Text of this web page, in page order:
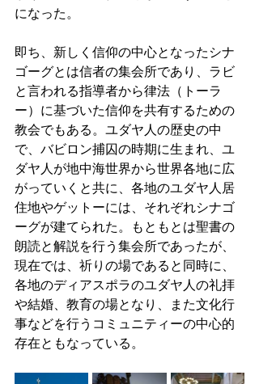
になった。
即ち、新しく信仰の中心となったシナ
ゴーグとは信者の集会所であり、ラビ
と言われる指導者から律法（トーラ
ー）に基づいた信仰を共有するための
教会でもある。ユダヤ人の歴史の中
で、バビロン捕囚の時期に生まれ、ユ
ダヤ人が地中海世界から世界各地に広
がっていくと共に、各地のユダヤ人居
住地やゲットーには、それぞれシナゴ
ーグが建てられた。もともとは聖書の
朗読と解説を行う集会所であったが、
現在では、祈りの場であると同時に、
各地のディアスポラのユダヤ人の礼拝
や結婚、教育の場となり、また文化行
事などを行うコミュニティーの中心的
存在ともなっている。